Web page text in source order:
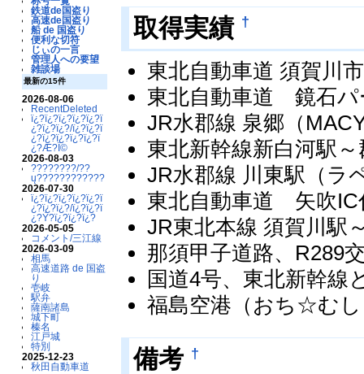
鉄道de国盗り
高速de国盗り
船 de 国盗り
便利な切符
じぃの一言
管理人への要望
雑談場
最新の15件
2026-08-06
RecentDeleted
ï¿?ï¿?ï¿?ï¿?ï¿?ï
¿?ï¿?ï¿?/ï¿?ï¿?ï
¿?ï¿?ï¿?ï¿?ï¿?ï
¿?Æ?Ï©
2026-08-03
????????/??
ų????????????
2026-07-30
ï¿?ï¿?ï¿?ï¿?ï¿?ï
¿?ï¿?ï¿?/ï¿?ï¿?ï
¿?Ý?ï¿?ï¿?ï¿?
2026-05-05
コメント/三江線
2026-03-09
相馬
高速道路 de 国盗
り
壱岐
駅弁
薩南諸島
城下町
榛名
江戸城
特別
2025-12-23
秋田自動車道
取得実績 †
東北自動車道 須賀川
東北自動車道 鏡石
JR水郡線 泉郷（
東北新幹線新白河駅
JR水郡線 川東駅（ラ
東北自動車道 矢吹IC
JR東北本線 須賀川駅
那須甲子道路、R289
国道4号、東北新幹線
福島空港（おち☆むし
備考 †